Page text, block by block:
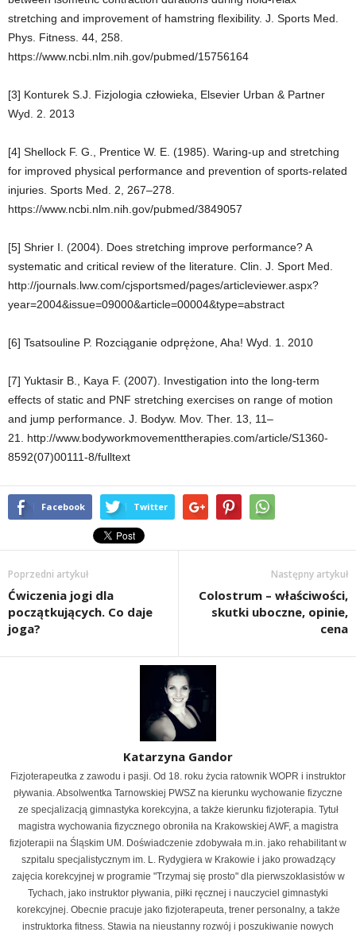
stretching and improvement of hamstring flexibility. J. Sports Med.
Phys. Fitness. 44, 258.
https://www.ncbi.nlm.nih.gov/pubmed/15756164
[3] Konturek S.J. Fizjologia człowieka, Elsevier Urban & Partner
Wyd. 2. 2013
[4] Shellock F. G., Prentice W. E. (1985). Waring-up and stretching
for improved physical performance and prevention of sports-related
injuries. Sports Med. 2, 267–278.
https://www.ncbi.nlm.nih.gov/pubmed/3849057
[5] Shrier I. (2004). Does stretching improve performance? A
systematic and critical review of the literature. Clin. J. Sport Med.
http://journals.lww.com/cjsportsmed/pages/articleviewer.aspx?
year=2004&issue=09000&article=00004&type=abstract
[6] Tsatsouline P. Rozciąganie odprężone, Aha! Wyd. 1. 2010
[7] Yuktasir B., Kaya F. (2007). Investigation into the long-term
effects of static and PNF stretching exercises on range of motion
and jump performance. J. Bodyw. Mov. Ther. 13, 11–
21. http://www.bodyworkmovementtherapies.com/article/S1360-
8592(07)00111-8/fulltext
Facebook Twitter
Poprzedni artykuł
Ćwiczenia jogi dla
początkujących. Co daje
joga?
Następny artykuł
Colostrum – właściwości,
skutki uboczne, opinie,
cena
Katarzyna Gandor
Fizjoterapeutka z zawodu i pasji. Od 18. roku życia ratownik WOPR i instruktor
pływania. Absolwentka Tarnowskiej PWSZ na kierunku wychowanie fizyczne
ze specjalizacją gimnastyka korekcyjna, a także kierunku fizjoterapia. Tytuł
magistra wychowania fizycznego obroniła na Krakowskiej AWF, a magistra
fizjoterapii na Śląskim UM. Doświadczenie zdobywała m.in. jako rehabilitant w
szpitalu specjalistycznym im. L. Rydygiera w Krakowie i jako prowadzący
zajęcia korekcyjnej w programie "Trzymaj się prosto" dla pierwszoklasistów w
Tychach, jako instruktor pływania, piłki ręcznej i nauczyciel gimnastyki
korekcyjnej. Obecnie pracuje jako fizjoterapeuta, trener personalny, a także
instruktorka fitness. Stawia na nieustanny rozwój i poszukiwanie nowych